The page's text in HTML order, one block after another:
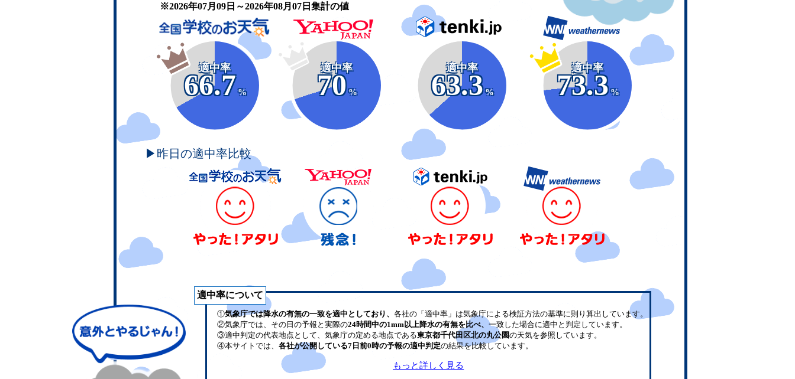
※2026年07月09日～2026年08月07日集計の値
適中率
66.7
%
適中率
70
%
適中率
63.3
%
適中率
73.3
%
▶昨日の適中率比較
適中率について
①気象庁では降水の有無の一致を適中としており、 各社の「適中率」は気象庁による検証方法の基準に則り算出しています。
②気象庁では、その日の予報と実際の24時間中の1mm以上降水の有無を比べ、 一致した場合に適中と判定しています。
③適中判定の代表地点として、気象庁の定める地点である東京都千代田区北の丸公園の天気を参照しています。
④本サイトでは、 各社が公開している7日前0時の予報の適中判定の結果を比較しています。
もっと詳しく見る